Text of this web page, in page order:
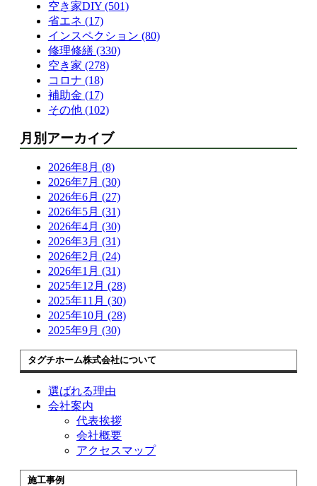
空き家DIY (501)
省エネ (17)
インスペクション (80)
修理修繕 (330)
空き家 (278)
コロナ (18)
補助金 (17)
その他 (102)
月別アーカイブ
2026年8月 (8)
2026年7月 (30)
2026年6月 (27)
2026年5月 (31)
2026年4月 (30)
2026年3月 (31)
2026年2月 (24)
2026年1月 (31)
2025年12月 (28)
2025年11月 (30)
2025年10月 (28)
2025年9月 (30)
タグチホーム株式会社について
選ばれる理由
会社案内
代表挨拶
会社概要
アクセスマップ
施工事例